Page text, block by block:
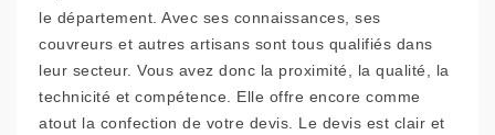
le département. Avec ses connaissances, ses
couvreurs et autres artisans sont tous qualifiés dans
leur secteur. Vous avez donc la proximité, la qualité, la
technicité et compétence. Elle offre encore comme
atout la confection de votre devis. Le devis est clair et